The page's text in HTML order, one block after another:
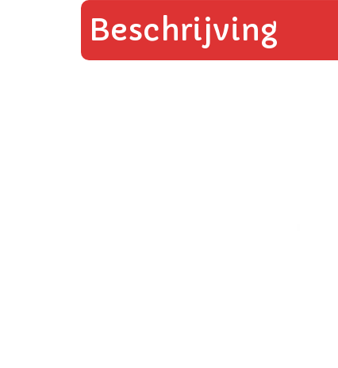
Beschrijving